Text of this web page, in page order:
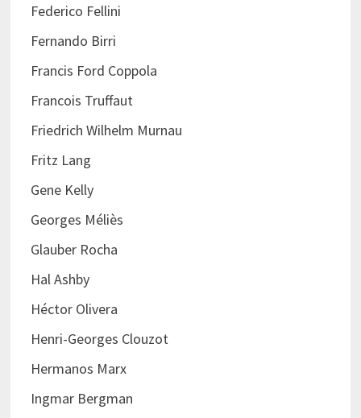
Federico Fellini
Fernando Birri
Francis Ford Coppola
Francois Truffaut
Friedrich Wilhelm Murnau
Fritz Lang
Gene Kelly
Georges Méliès
Glauber Rocha
Hal Ashby
Héctor Olivera
Henri-Georges Clouzot
Hermanos Marx
Ingmar Bergman